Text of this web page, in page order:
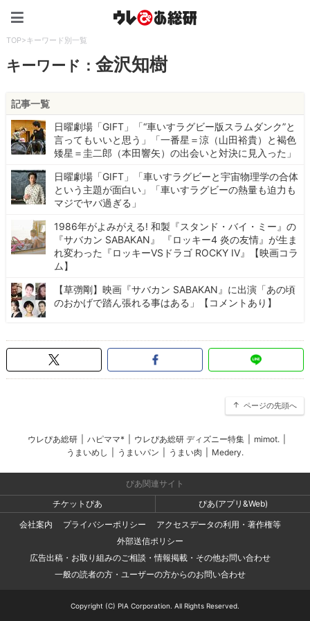
TOP>キーワード別一覧
キーワード：金沢知樹
記事一覧
日曜劇場「GIFT」「“車いすラグビー版スラムダンク”と
言ってもいいと思う」「一番星＝涼（山田裕貴）と褐色
矮星＝圭二郎（本田響矢）の出会いと対決に見入った」
日曜劇場「GIFT」「車いすラグビーと宇宙物理学の合体
という主題が面白い」「車いすラグビーの熱量も迫力も
マジでヤバ過ぎる」
1986年がよみがえる! 和製『スタンド・バイ・ミー』の
『サバカン SABAKAN』 『ロッキー4 炎の友情』が生ま
れ変わった『ロッキーVSドラゴ ROCKY IV』【映画コラ
ム】
【草彅剛】映画『サバカン SABAKAN』に出演「あの頃
のおかげで踏ん張れる事はある」【コメントあり】
ページの先頭へ
ウレぴあ総研 ハピママ* ウレぴあ総研 ディズニー特集 mimot.
うまいめし
うまいパン うまい肉 Medery.
ぴあ関連サイト
チケットぴあ
ぴあ(アプリ&Web)
会社案内
プライバシーポリシー
アクセスデータの利用・著作権等
外部送信ポリシー
広告出稿・お取り組みのご相談・情報掲載・その他お問い合わせ
一般の読者の方・ユーザーの方からのお問い合わせ
Copyright (C) PIA Corporation. All Rights Reserved.